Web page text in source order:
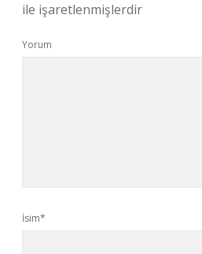
ile işaretlenmişlerdir
Yorum
İsim*